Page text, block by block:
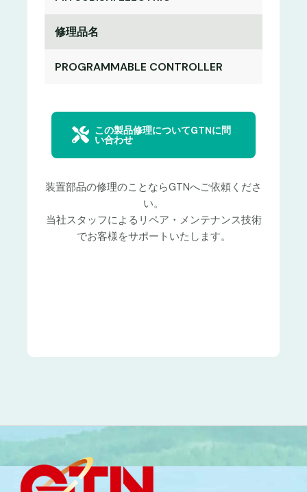
修理品名
PROGRAMMABLE CONTROLLER
この製品修理についてGTNに問
い合わせ
装置部品の修理のことならGTNへご依頼くださ
い。
当社スタッフによるリペア・メンテナンス技術
でお客様をサポートいたします。